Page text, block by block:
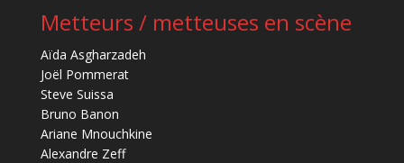
Metteurs / metteuses en scène
Aïda Asgharzadeh
Joël Pommerat
Steve Suissa
Bruno Banon
Ariane Mnouchkine
Alexandre Zeff